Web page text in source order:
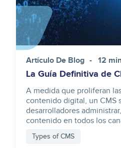
Artículo De Blog 12
La Guía Definitiva de
A medida que proliferan
contenido digital, un CMS
desarrolladores
contenido en todos los
Types of CMS